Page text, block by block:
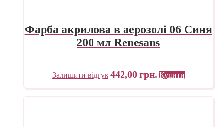
Фарба акрилова в аерозолі 06 Синя
200 мл Renesans
Залишити відгук 442,00 грн. Купити